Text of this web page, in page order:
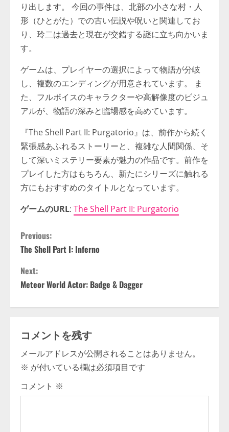
り出します。 今回の事件は、北部の小さな村・人
形（ひとがた）での古い伝説や呪いと関連してお
り、玲二は過去と現在が交錯する謎に立ち向かいま
す。
ゲームは、プレイヤーの選択によって物語が分岐
し、複数のエンディングが用意されています。 ま
た、フルボイスのキャラクターや高解像度のビジュ
アルが、物語の深みと臨場感を高めています。
『The Shell Part II: Purgatorio』は、前作から続く
緊張感あふれるストーリーと、複雑な人間関係、そ
して深いミステリー要素が魅力の作品です。前作を
プレイした方はもちろん、新たにシリーズに触れる
方にもおすすめのタイトルとなっています。
ゲームのURL: The Shell Part II: Purgatorio
C
o
n
t
n
u
e
Previous:
The Shell Part I: Inferno
Next:
Meteor World Actor: Badge & Dagger
コメントを残す
メールアドレスが公開されることはありません。
※ が付いている欄は必須項目です
コメント ※